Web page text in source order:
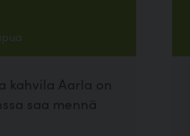
kahvila Aarla on
saa mennä